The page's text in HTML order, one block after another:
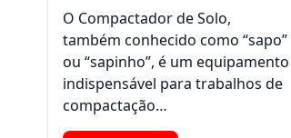
O Compactador de Solo,
também conhecido como “sapo”
ou “sapinho”, é um equipamento
indispensável para trabalhos de
compactação…